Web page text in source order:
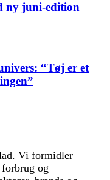
ny juni-edition
“Tøj er et
Vi formidler
og